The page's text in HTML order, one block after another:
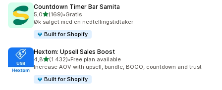
Countdown Timer Bar Samita
5,0av 5 stjerner
(169)
Totalt 169 omtaler
•Gratis
Øk salget med en nedtellingstidtaker
Built for Shopify
Hextom: Upsell Sales Boost
4,8av 5 stjerner
(1 432)
Totalt 1432 omtaler
•Free plan available
Increase AOV with upsell, bundle, BOGO, countdown and trust
Built for Shopify